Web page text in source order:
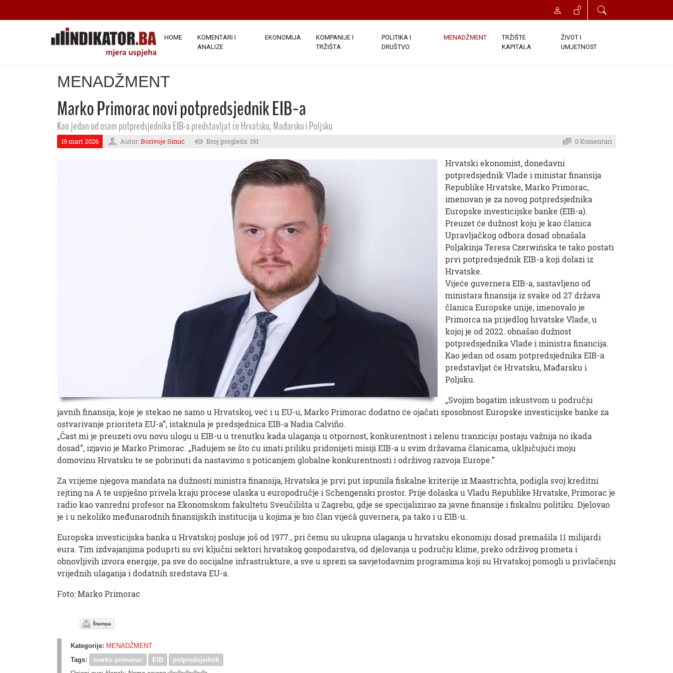
HOME
KOMENTARI I
ANALIZE
EKONOMIJA
KOMPANIJE I
TRŽIŠTA
POLITIKA I
DRUŠTVO
MENADŽMENT
TRŽIŠTE
KAPITALA
ŽIVOT I
UMJETNOST
MENADŽMENT
Marko Primorac novi potpredsjednik EIB-a
Kao jedan od osam potpredsjednika EIB-a predstavljat će Hrvatsku, Mađarsku i Poljsku
19 mart 2026 Autor: Borivoje Simić Broj pregleda: 191 0 Komentari
Hrvatski ekonomist, donedavni
potpredsjednik Vlade i ministar finansija
Republike Hrvatske, Marko Primorac,
imenovan je za novog potpredsjednika
Europske investicijske banke (EIB-a).
Preuzet će dužnost koju je kao članica
Upravljačkog odbora dosad obnašala
Poljakinja Teresa Czerwińska te tako postati
prvi potpredsjednik EIB-a koji dolazi iz
Hrvatske.
Vijeće guvernera EIB-a, sastavljeno od
ministara finansija iz svake od 27 država
članica Europske unije, imenovalo je
Primorca na prijedlog hrvatske Vlade, u
kojoj je od 2022. obnašao dužnost
potpredsjednika Vlade i ministra financija.
Kao jedan od osam potpredsjednika EIB-a
predstavljat će Hrvatsku, Mađarsku i
Poljsku.
„Svojim bogatim iskustvom u području
javnih finansija, koje je stekao ne samo u Hrvatskoj, već i u EU-u, Marko Primorac dodatno će ojačati sposobnost Europske investicijske banke za
ostvarivanje prioriteta EU-a”, istaknula je predsjednica EIB-a Nadia Calviño.
„Čast mi je preuzeti ovu novu ulogu u EIB-u u trenutku kada ulaganja u otpornost, konkurentnost i zelenu tranziciju postaju važnija no ikada
dosad”, izjavio je Marko Primorac. „Radujem se što ću imati priliku pridonijeti misiji EIB-a u svim državama članicama, uključujući moju
domovinu Hrvatsku te se pobrinuti da nastavimo s poticanjem globalne konkurentnosti i održivog razvoja Europe.”
Za vrijeme njegova mandata na dužnosti ministra finansija, Hrvatska je prvi put ispunila fiskalne kriterije iz Maastrichta, podigla svoj kreditni
rejting na A te uspješno privela kraju procese ulaska u europodručje i Schengenski prostor. Prije dolaska u Vladu Republike Hrvatske, Primorac je
radio kao vanredni profesor na Ekonomskom fakultetu Sveučilišta u Zagrebu, gdje se specijalizirao za javne finansije i fiskalnu politiku. Djelovao
je i u nekoliko međunarodnih finansijskih institucija u kojima je bio član vijećâ guvernera, pa tako i u EIB-u.
Europska investicijska banka u Hrvatskoj posluje još od 1977., pri čemu su ukupna ulaganja u hrvatsku ekonomiju dosad premašila 11 milijardi
eura. Tim izdvajanjima poduprti su svi ključni sektori hrvatskog gospodarstva, od djelovanja u području klime, preko održivog prometa i
obnovljivih izvora energije, pa sve do socijalne infrastrukture, a sve u sprezi sa savjetodavnim programima koji su Hrvatskoj pomogli u privlačenju
vrijednih ulaganja i dodatnih sredstava EU-a.
Foto: Marko Primorac
Štampa
Kategorije: MENADŽMENT
Tags:
marko primorac EIB
potpredsjednik